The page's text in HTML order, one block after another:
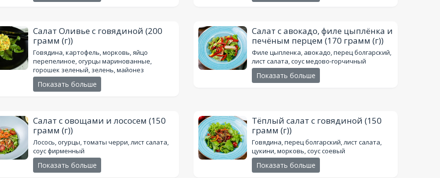
Салат Оливье с говядиной (200
грамм (г))
Говядина, картофель, морковь, яйцо
перепелиное, огурцы маринованные,
горошек зеленый, зелень, майонез
Показать больше
Салат с авокадо, филе цыплёнка и
печёным перцем (170 грамм (г))
Филе цыпленка, авокадо, перец болгарский,
лист салата, соус медово-горчичный
Показать больше
Салат с овощами и лососем (150
грамм (г))
Лосось, огурцы, томаты черри, лист салата,
соус фирменный
Показать больше
Тёплый салат с говядиной (150
грамм (г))
Говядина, перец болгарский, лист салата,
цукини, морковь, соус соевый
Показать больше